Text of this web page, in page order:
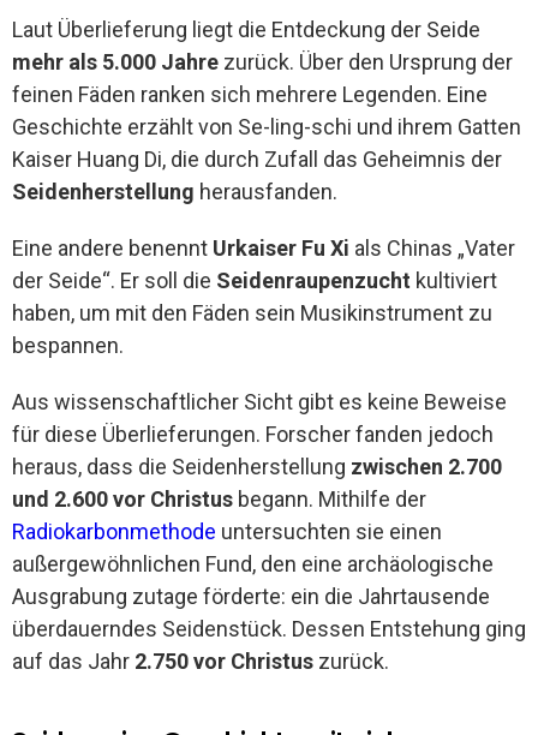
Laut Überlieferung liegt die Entdeckung der Seide
mehr als 5.000 Jahre zurück. Über den Ursprung der
feinen Fäden ranken sich mehrere Legenden. Eine
Geschichte erzählt von Se-ling-schi und ihrem Gatten
Kaiser Huang Di, die durch Zufall das Geheimnis der
Seidenherstellung herausfanden.
Eine andere benennt Urkaiser Fu Xi als Chinas „Vater
der Seide“. Er soll die Seidenraupenzucht kultiviert
haben, um mit den Fäden sein Musikinstrument zu
bespannen.
Aus wissenschaftlicher Sicht gibt es keine Beweise
für diese Überlieferungen. Forscher fanden jedoch
heraus, dass die Seidenherstellung zwischen 2.700
und 2.600 vor Christus begann. Mithilfe der
Radiokarbonmethode untersuchten sie einen
außergewöhnlichen Fund, den eine archäologische
Ausgrabung zutage förderte: ein die Jahrtausende
überdauerndes Seidenstück. Dessen Entstehung ging
auf das Jahr 2.750 vor Christus zurück.